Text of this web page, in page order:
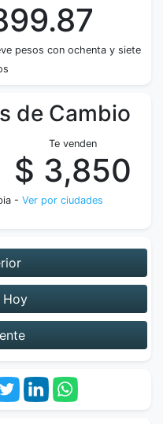
pesos con ochenta y siete
de Cambio
Te venden
$ 3,850
- Ver por ciudades
Hoy